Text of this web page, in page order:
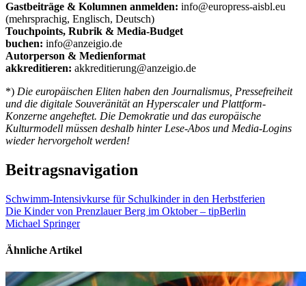
Gastbeiträge & Kolumnen anmelden: info@europress-aisbl.eu
(mehrsprachig, Englisch, Deutsch)
Touchpoints, Rubrik & Media-Budget
buchen: info@anzeigio.de
Autorperson & Medienformat
akkreditieren: akkreditierung@anzeigio.de
*) Die europäischen Eliten haben den Journalismus, Pressefreiheit
und die digitale Souveränität an Hyperscaler und Plattform-
Konzerne angeheftet. Die Demokratie und das europäische
Kulturmodell müssen deshalb hinter Lese-Abos und Media-Logins
wieder hervorgeholt werden!
Beitragsnavigation
Schwimm-Intensivkurse für Schulkinder in den Herbstferien
Die Kinder von Prenzlauer Berg im Oktober – tipBerlin
Michael Springer
Ähnliche Artikel